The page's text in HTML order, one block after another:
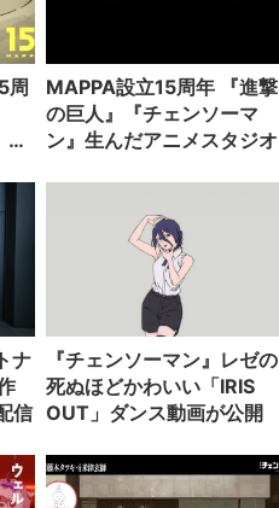
周
書
MAPPA設立15周年 『進撃
の巨人』『チェンソーマ
ン』生んだアニメスタジオ
ナ
信
『チェンソーマン』レゼの
死ぬほどかわいい「IRIS
OUT」ダンス動画が公開